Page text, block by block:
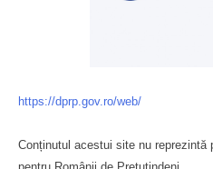
https://dprp.gov.ro/web/
Conținutul acestui site nu reprezintă